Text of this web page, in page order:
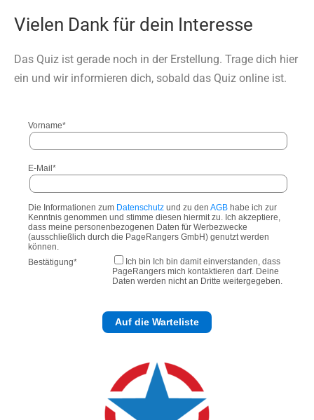
Vielen Dank für dein Interesse
Das Quiz ist gerade noch in der Erstellung. Trage dich hier
ein und wir informieren dich, sobald das Quiz online ist.
Vorname*
E-Mail*
Die Informationen zum Datenschutz und zu den AGB habe ich zur
Kenntnis genommen und stimme diesen hiermit zu. Ich akzeptiere,
dass meine personenbezogenen Daten für Werbezwecke
(ausschließlich durch die PageRangers GmbH) genutzt werden
können.
Bestätigung*
Ich bin Ich bin damit einverstanden, dass
PageRangers mich kontaktieren darf. Deine
Daten werden nicht an Dritte weitergegeben.
Auf die Warteliste